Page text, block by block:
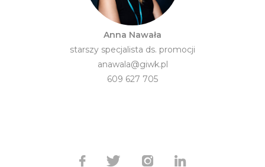
Anna Nawała
starszy specjalista ds. promocji
anawala@giwk.pl
609 627 705